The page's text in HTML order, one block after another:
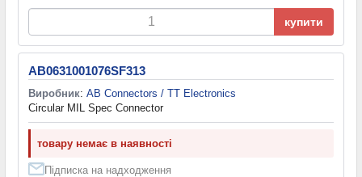
купити
AB0631001076SF313
Виробник: AB Connectors / TT Electronics
Circular MIL Spec Connector
товару немає в наявності
Підписка на надходження